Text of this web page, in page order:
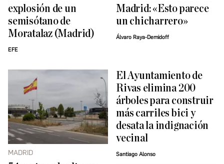
explosión de un
semisótano de
Moratalaz (Madrid)
EFE
Madrid: «Esto parece
un chicharrero»
Álvaro Raya-Demidoff
MADRID
El Ayuntamiento de
Rivas elimina 200
árboles para construir
más carriles bici y
desata la indignación
vecinal
Santiago Alonso